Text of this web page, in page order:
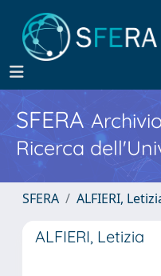
SFERA
Ricerca
SFERA ALFIERI,
ALFIERI, Letizia